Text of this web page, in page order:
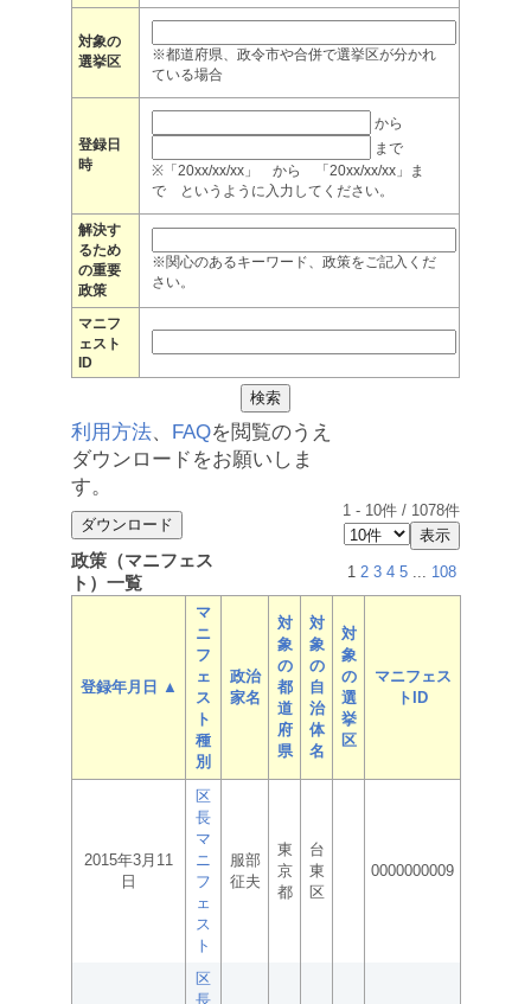
対象の
選挙区
※都道府県、政令市や合併で選挙区が分かれ
ている場合
登録日
時
から
まで
※「20xx/xx/xx」 から 「20xx/xx/xx」ま
で というように入力してください。
解決す
るため
の重要
政策
※関心のあるキーワード、政策をご記入くだ
さい。
マニフ
ェスト
ID
利用方法、 FAQを閲覧のうえ
ダウンロードをお願いしま
す。
1 - 10件 / 1078件
政策（マニフェス
ト）一覧
1 2 3 4 5 ... 108
登録年月日 ▲
マ
ニ
フ
ェ
ス
ト
種
別
政治
家名
対
象
の
都
道
府
県
対
象
の
自
治
体
名
対
象
の
選
挙
区
マニフェス
トID
2015年3月11
日
区
長
マ
ニ
フ
ェ
ス
ト
服部
征夫
東
京
都
台
東
区
0000000009
区
長